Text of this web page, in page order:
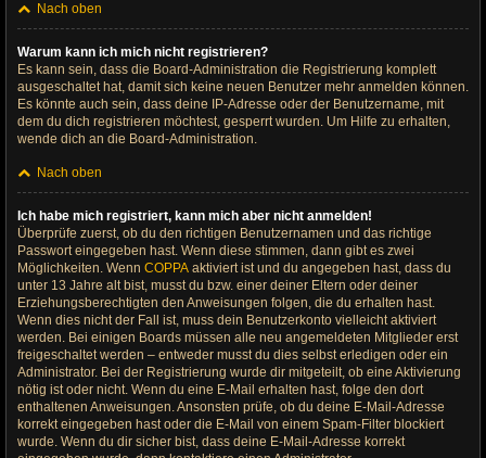
Nach oben
Warum kann ich mich nicht registrieren?
Es kann sein, dass die Board-Administration die Registrierung komplett
ausgeschaltet hat, damit sich keine neuen Benutzer mehr anmelden können.
Es könnte auch sein, dass deine IP-Adresse oder der Benutzername, mit
dem du dich registrieren möchtest, gesperrt wurden. Um Hilfe zu erhalten,
wende dich an die Board-Administration.
Nach oben
Ich habe mich registriert, kann mich aber nicht anmelden!
Überprüfe zuerst, ob du den richtigen Benutzernamen und das richtige
Passwort eingegeben hast. Wenn diese stimmen, dann gibt es zwei
Möglichkeiten. Wenn COPPA aktiviert ist und du angegeben hast, dass du
unter 13 Jahre alt bist, musst du bzw. einer deiner Eltern oder deiner
Erziehungsberechtigten den Anweisungen folgen, die du erhalten hast.
Wenn dies nicht der Fall ist, muss dein Benutzerkonto vielleicht aktiviert
werden. Bei einigen Boards müssen alle neu angemeldeten Mitglieder erst
freigeschaltet werden – entweder musst du dies selbst erledigen oder ein
Administrator. Bei der Registrierung wurde dir mitgeteilt, ob eine Aktivierung
nötig ist oder nicht. Wenn du eine E-Mail erhalten hast, folge den dort
enthaltenen Anweisungen. Ansonsten prüfe, ob du deine E-Mail-Adresse
korrekt eingegeben hast oder die E-Mail von einem Spam-Filter blockiert
wurde. Wenn du dir sicher bist, dass deine E-Mail-Adresse korrekt